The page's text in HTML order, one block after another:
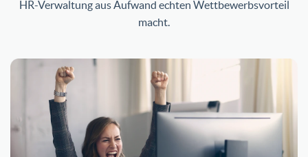
HR-Verwaltung aus Aufwand echten Wettbewerbsvorteil
macht.